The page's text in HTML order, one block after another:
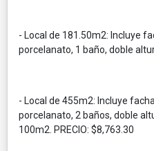
- Local de 181.50m2: Incluye
porcelanato, 1 baño, doble
- Local de 455m2: Incluye
porcelanato, 2 baños, doble
100m2. PRECIO: $8,763.30